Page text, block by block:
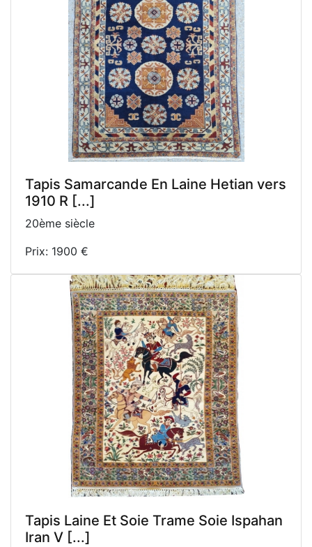
Tapis Samarcande En Laine Hetian vers
1910 R [...]
20ème siècle
Prix: 1900 €
Tapis Laine Et Soie Trame Soie Ispahan
Iran V [...]